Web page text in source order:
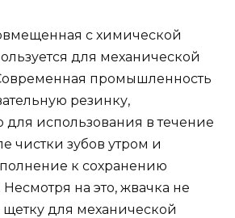
с химической
для механической
промышленность
резинку,
использования в течение
чистки зубов утром и
к сохранению
Несмотря на это, жвачка не
для механической